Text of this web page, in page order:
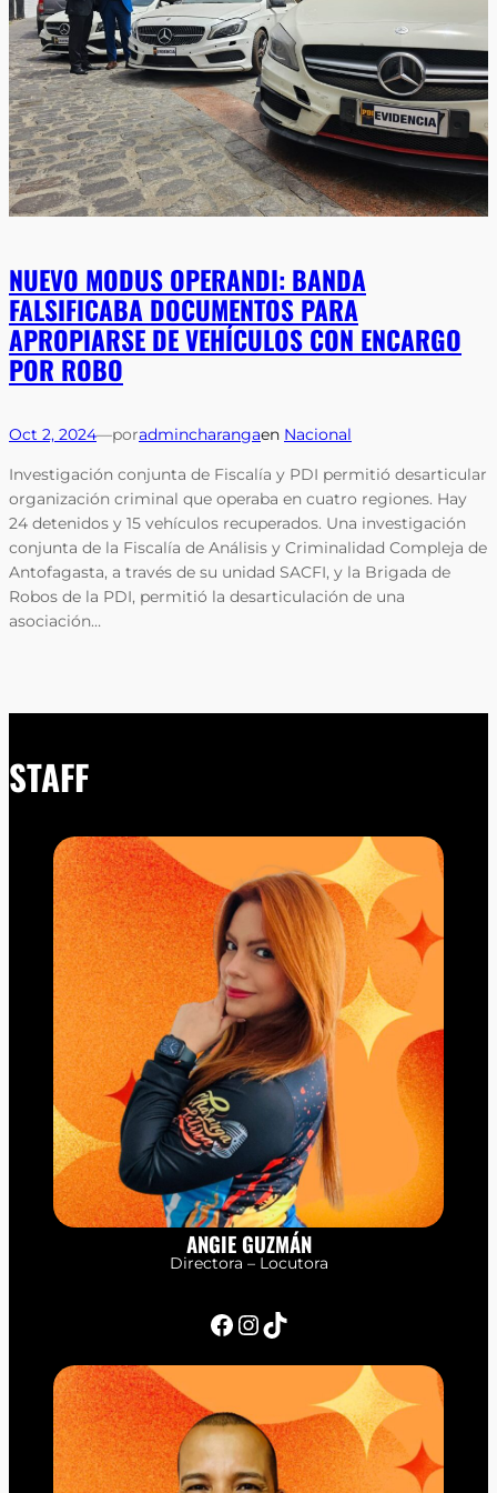
NUEVO MODUS OPERANDI: BANDA
FALSIFICABA DOCUMENTOS PARA
APROPIARSE DE VEHÍCULOS CON ENCARGO
POR ROBO
Oct 2, 2024—poradmincharangaen Nacional
Investigación conjunta de Fiscalía y PDI permitió desarticular
organización criminal que operaba en cuatro regiones. Hay
24 detenidos y 15 vehículos recuperados. Una investigación
conjunta de la Fiscalía de Análisis y Criminalidad Compleja de
Antofagasta, a través de su unidad SACFI, y la Brigada de
Robos de la PDI, permitió la desarticulación de una
asociación…
STAFF
ANGIE GUZMÁN
Directora – Locutora
Facebook InstagramTikTok